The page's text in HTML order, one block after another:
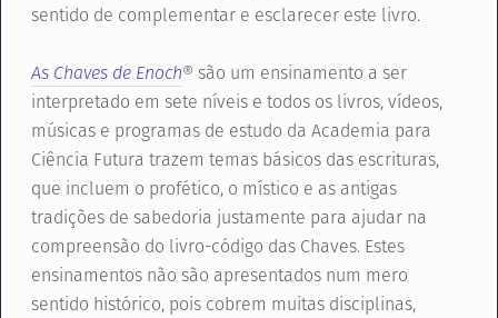
sentido de complementar e esclarecer este livro.
As Chaves de Enoch® são um ensinamento a ser
interpretado em sete níveis e todos os livros, vídeos,
músicas e programas de estudo da Academia para
Ciência Futura trazem temas básicos das escrituras,
que incluem o profético, o místico e as antigas
tradições de sabedoria justamente para ajudar na
compreensão do livro-código das Chaves. Estes
ensinamentos não são apresentados num mero
sentido histórico, pois cobrem muitas disciplinas,